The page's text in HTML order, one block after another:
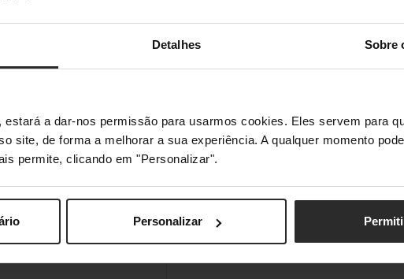
Detalhes Sobre
a dar-nos permissão para usarmos cookies. Eles servem para
site, de forma a melhorar a sua experiência. A qualquer momento
permite, clicando em "Personalizar".
Personalizar